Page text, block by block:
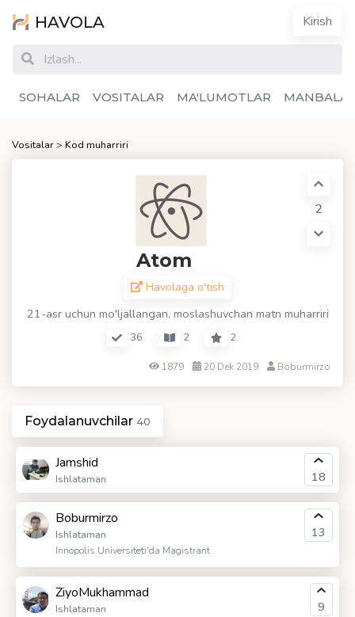
HAVOLA Kirish
SOHALAR VOSITALAR MA'LUMOTLAR
Vositalar> Kod muharriri
Atom
Havolaga o'tish
21-asr uchun mo'ljallangan, moslashuvchan matn muharriri
36 2 2
2
1879 20 Dek 2019 Boburmirzo
Foydalanuvchilar 40
Jamshid
Ishlataman 18
Boburmirzo
Ishlataman
Innopolis Universiteti'da Magistrant
13
ZiyoMukhammad
Ishlataman 9